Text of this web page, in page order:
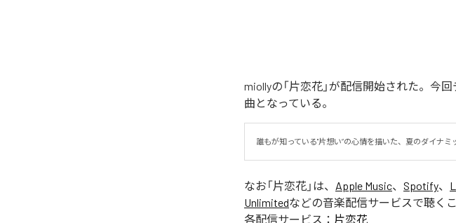
miollyの「片恋花」が配信開始された。今
曲となっている。
誰もが知っている"片想い”の心情を描いた、夏のダイナミ
なお「片恋花 」は、 Apple Music、 Spotify、
Unlimitedなどの音楽配信サービスで聴く
各配信サービス： 片恋花